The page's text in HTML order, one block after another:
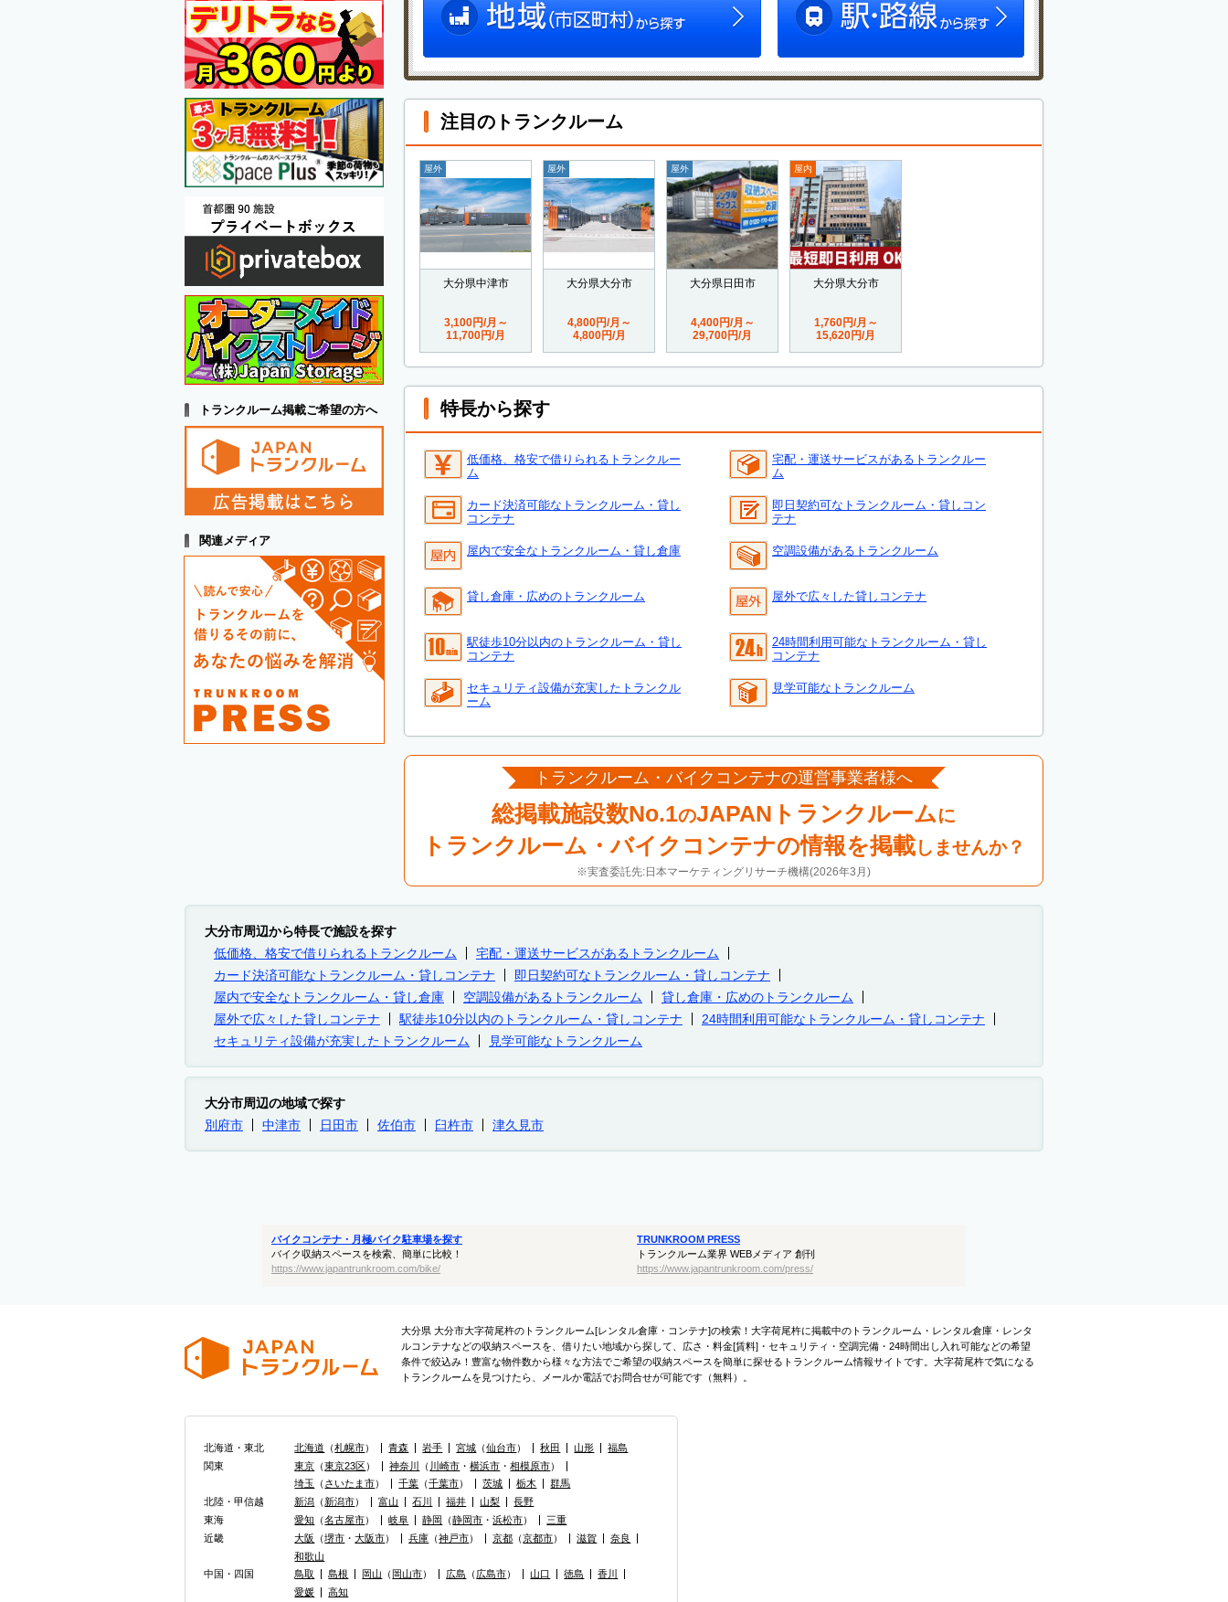
注目のトランクルーム
屋外
大分県中津市
3,100円/月～
11,700円/月
屋外
大分県大分市
4,800円/月～
4,800円/月
屋外
大分県日田市
4,400円/月～
29,700円/月
屋内
大分県大分市
1,760円/月～
15,620円/月
特長から探す
低価格、格安で借りられるトランクルー
ム
宅配・運送サービスがあるトランクルー
ム
カード決済可能なトランクルーム・貸し
コンテナ
即日契約可なトランクルーム・貸しコン
テナ
屋内で安全なトランクルーム・貸し倉庫 空調設備があるトランクルーム
貸し倉庫・広めのトランクルーム 屋外で広々した貸しコンテナ
駅徒歩10分以内のトランクルーム・貸し
コンテナ
24時間利用可能なトランクルーム・貸し
コンテナ
セキュリティ設備が充実したトランクル
ーム
見学可能なトランクルーム
トランクルーム・バイクコンテナの運営事業者様へ
総掲載施設数No.1のJAPANトランクルームに
トランクルーム・バイクコンテナの情報を掲載しませんか？
※実査委託先:日本マーケティングリサーチ機構(2026年3月)
トランクルーム掲載ご希望の方へ
関連メディア
大分市周辺から特長で施設を探す
低価格、格安で借りられるトランクルーム
宅配・運送サービスがあるトランクルーム
カード決済可能なトランクルーム・貸しコンテナ
即日契約可なトランクルーム・貸しコンテナ
屋内で安全なトランクルーム・貸し倉庫
空調設備があるトランクルーム
貸し倉庫・広めのトランクルーム
屋外で広々した貸しコンテナ
駅徒歩10分以内のトランクルーム・貸しコンテナ
24時間利用可能なトランクルーム・貸しコンテナ
セキュリティ設備が充実したトランクルーム
見学可能なトランクルーム
大分市周辺の地域で探す
別府市
中津市 日田市 佐伯市 臼杵市 津久見市
バイクコンテナ・月極バイク駐車場を探す
バイク収納スペースを検索、簡単に比較！
https://www.japantrunkroom.com/bike/
TRUNKROOM PRESS
トランクルーム業界 WEBメディア 創刊
https://www.japantrunkroom.com/press/
大分県 大分市大字荷尾杵のトランクルーム[レンタル倉庫・コンテナ]の検索！大字荷尾杵に掲載中のトランクルーム・レンタル倉庫・レンタ
ルコンテナなどの収納スペースを、借りたい地域から探して、広さ・料金[賃料]・セキュリティ・空調完備・24時間出し入れ可能などの希望
条件で絞込み！豊富な物件数から様々な方法でご希望の収納スペースを簡単に探せるトランクルーム情報サイトです。大字荷尾杵で気になる
トランクルームを見つけたら、メールか電話でお問合せが可能です（無料）。
北海道・東北 北海道 （札幌市） 青森 岩手 宮城 （仙台市） 秋田 山形
福島
関東
東京 （東京23区） 神奈川 （ 川崎市 ・横浜市 ・相模原市）
埼玉
（さいたま市） 千葉 （千葉市） 茨城 栃木
群馬
北陸・甲信越
新潟 （新潟市） 富山 石川 福井 山梨
長野
東海
愛知 （名古屋市） 岐阜 静岡 （静岡市 ・浜松市）
三重
近畿
大阪 （堺市 ・大阪市） 兵庫 （神戸市） 京都 （京都市） 滋賀
奈良
和歌山
中国・四国
鳥取 島根 岡山 （ 岡山市） 広島 （広島市） 山口 徳島
香川
愛媛
高知